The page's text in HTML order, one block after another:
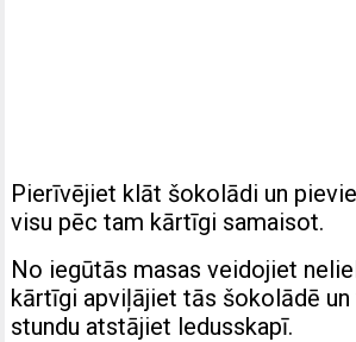
Pierīvējiet klāt šokolādi un
visu pēc tam kārtīgi samaisot.
No iegūtās masas veidojiet
kārtīgi apviļājiet tās šokolādē un
stundu atstājiet ledusskapī.